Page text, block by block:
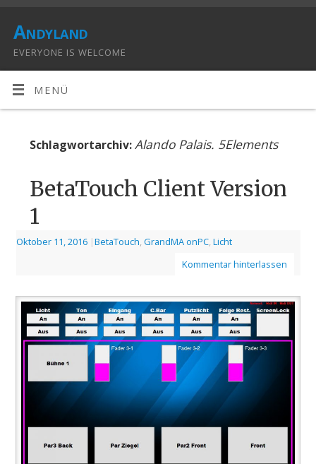
Andyland
EVERYONE IS WELCOME
MENÜ
Schlagwortarchiv:Alando Palais. 5Elements
BetaTouch Client Version
1
Oktober 11, 2016 |BetaTouch, GrandMA onPC, Licht
Kommentar hinterlassen